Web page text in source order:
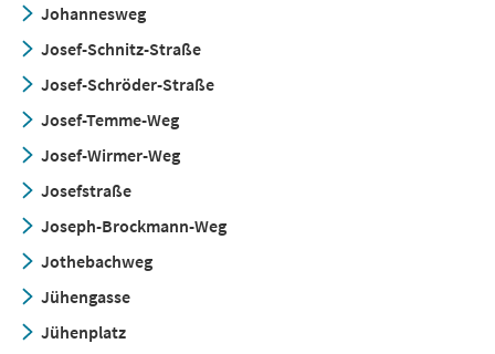
Johannesweg
Josef-Schnitz-Straße
Josef-Schröder-Straße
Josef-Temme-Weg
Josef-Wirmer-Weg
Josefstraße
Joseph-Brockmann-Weg
Jothebachweg
Jühengasse
Jühenplatz